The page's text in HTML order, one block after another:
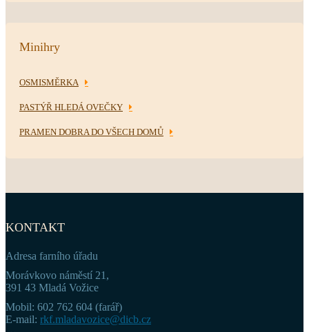
Minihry
OSMISMĚRKA
PASTÝŘ HLEDÁ OVEČKY
PRAMEN DOBRA DO VŠECH DOMŮ
KONTAKT
Adresa farního úřadu
Morávkovo náměstí 21,
391 43 Mladá Vožice
Mobil: 602 762 604 (farář)
E-mail: rkf.mladavozice@dicb.cz